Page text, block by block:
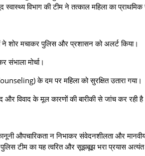
विभाग की टीम ने तत्काल महिला का प्राथमिक
ने शोर मचाकर पुलिस और प्रशासन को अलर्ट किया।
मोर्चा।
के दम पर महिला को सुरक्षित उतारा गया।
और विवाद के मूल कारणों की बारीकी से जांच कर रही
न निभाकर संवेदनशीलता और मानवीय
टीम का यह त्वरित और सूझबूझ भरा प्रयास अत्यंत